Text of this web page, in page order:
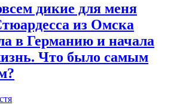
дикие для меня
из Омска
в Германию и начала
Что было самым